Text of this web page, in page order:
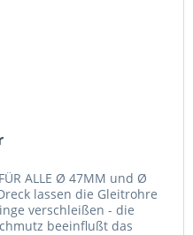
FÜR ALLE Ø 47MM und Ø
lassen die Gleitrohre
verschleißen - die
beeinflußt das